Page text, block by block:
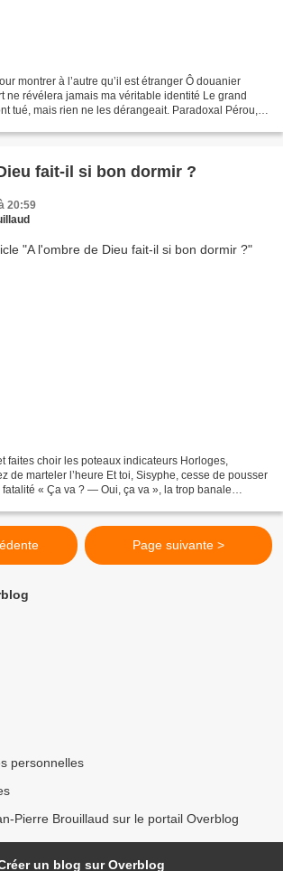
montrer à l’autre qu’il est étranger Ô douanier
ne révélera jamais ma véritable identité Le grand
tué, mais rien ne les dérangeait. Paradoxal Pérou,
fait-il si bon dormir ?
20:59
faites choir les poteaux indicateurs Horloges,
de marteler l’heure Et toi, Sisyphe, cesse de pousser
« Ça va ? — Oui, ça va », la trop banale
Page suivante >
personnelles
Pierre Brouillaud sur le portail Overblog
un blog sur Overblog